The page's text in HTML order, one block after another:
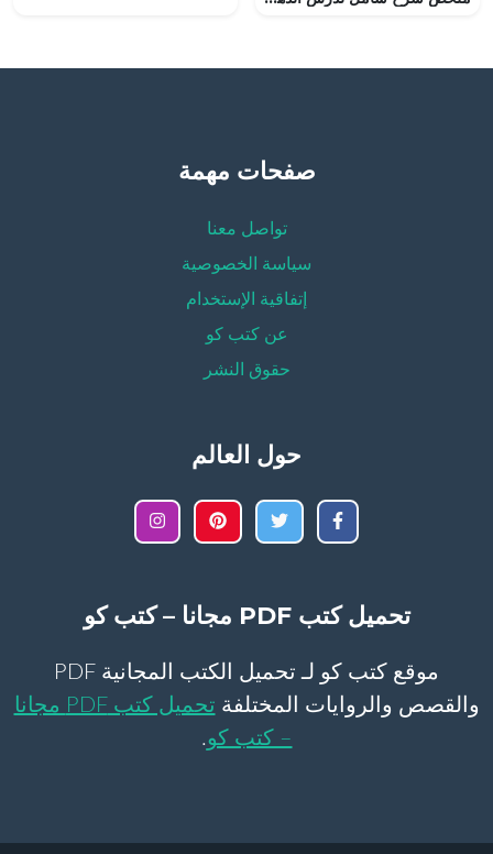
صفحات مهمة
تواصل معنا
سياسة الخصوصية
إتفاقية الإستخدام
عن كتب كو
حقوق النشر
حول العالم
تحميل كتب PDF مجانا – كتب كو
موقع كتب كو لـ تحميل الكتب المجانية PDF
والقصص والروايات المختلفة
تحميل كتب PDF مجانا
– كتب كو.